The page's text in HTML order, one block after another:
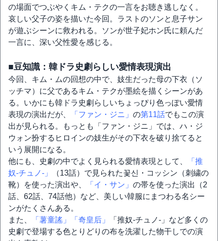
の場面でつぶやくキム・テクの一言をお聴き逃しなく。
哀しい父子の姿を描いた今回。ラストのソンと息子サン
が遊ぶシーンに救われる。ソンが世子妃ホン氏に頼んだ
一言に、深い父性愛を感じる。
■豆知識：韓ドラ史劇らしい愛情表現演出
今回、キム・ムの回想の中で、妓生だった母の下衣（ソ
ッチマ）に父であるキム・テクが墨絵を描くシーンがあ
る。いかにも韓ドラ史劇らしいちょっぴり色っぽい愛情
表現の演出だが、
「ファン・ジニ」 の第11話でもこの演
出が見られる。もっとも「ファン・ジニ」では、ハ・ジ
ウォン扮するヒロインの妓生がその下衣を破り捨てると
いう展開になる。
他にも、史劇の中でよく見られる愛情表現として、
「推
奴-チュノ-」
（13話）で見られた꽃신・コッシン（刺繍の
靴）を使った演出や、
「イ・サン」 の帯を使った演出（2
話、62話、74話他）など、美しい韓服にまつわる名シー
ンがたくさんある。
また、
「薯童謠」 「奇皇后」
「推奴-チュノ-」など多くの
史劇で登場する色とりどりの布を洗濯した物干しでの演